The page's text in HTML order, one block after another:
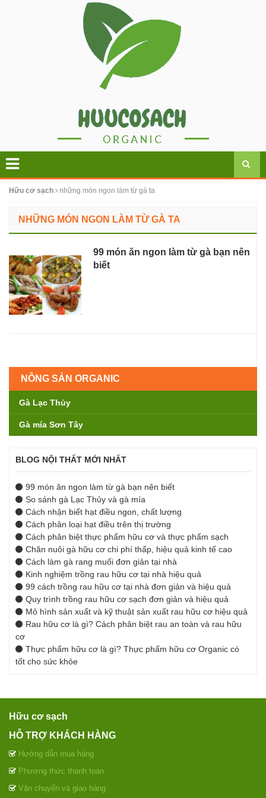
Hữu cơ sạch những món ngon làm từ gà ta
NHỮNG MÓN NGON LÀM TỪ GÀ TA
99 món ăn ngon làm từ gà bạn nên
biết
NÔNG SẢN ORGANIC
Gà Lạc Thủy
Gà mía Sơn Tây
BLOG NỘI THẤT MỚI NHẤT
99 món ăn ngon làm từ gà bạn nên biết
So sánh gà Lạc Thủy và gà mía
Cách nhận biết hạt điều ngon, chất lượng
Cách phân loại hạt điều trên thị trường
Cách phân biệt thực phẩm hữu cơ và thực phẩm sạch
Chăn nuôi gà hữu cơ chi phí thấp, hiệu quả kinh tế cao
Cách làm gà rang muối đơn giản tại nhà
Kinh nghiệm trồng rau hữu cơ tại nhà hiệu quả
99 cách trồng rau hữu cơ tại nhà đơn giản và hiệu quả
Quy trình trồng rau hữu cơ sạch đơn giản và hiệu quả
Mô hình sản xuất và kỹ thuật sản xuất rau hữu cơ hiệu quả
Rau hữu cơ là gì? Cách phân biệt rau an toàn và rau hữu
cơ
Thực phẩm hữu cơ là gì? Thực phẩm hữu cơ Organic có
tốt cho sức khỏe
Hữu cơ sạch
HỖ TRỢ KHÁCH HÀNG
Hướng dẫn mua hàng
Phương thức thanh toán
Vận chuyển và giao hàng